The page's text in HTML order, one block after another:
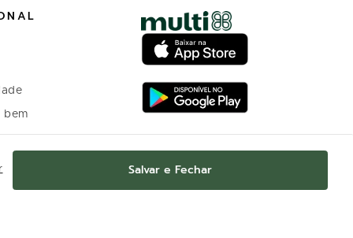
bem
investidores
Programa de
Salvar e Fechar